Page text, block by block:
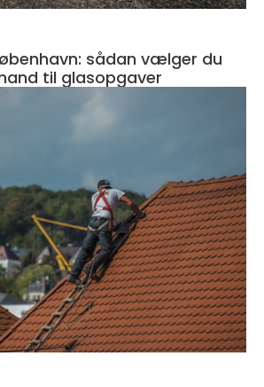
sådan vælger du
til glasopgaver